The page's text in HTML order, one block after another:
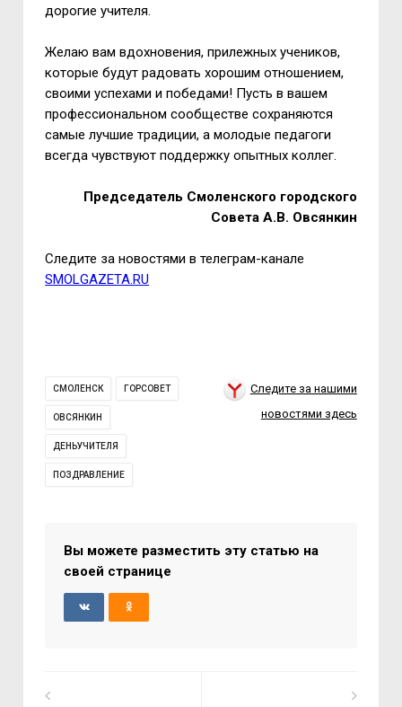
дорогие учителя.
Желаю вам вдохновения, прилежных учеников,
которые будут радовать хорошим отношением,
своими успехами и победами! Пусть в вашем
профессиональном сообществе сохраняются
самые лучшие традиции, а молодые педагоги
всегда чувствуют поддержку опытных коллег.
Председатель Смоленского городского
Совета А.В. Овсянкин
Следите за новостями в телеграм-канале
SMOLGAZETA.RU
СМОЛЕНСК ГОРСОВЕТ
ОВСЯНКИН
ДЕНЬУЧИТЕЛЯ
ПОЗДРАВЛЕНИЕ
Следите за нашими
новостями здесь
Вы можете разместить эту статью на
своей странице